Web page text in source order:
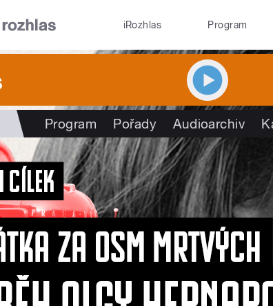
iRozhlas Program
Program Pořady Audioarchiv